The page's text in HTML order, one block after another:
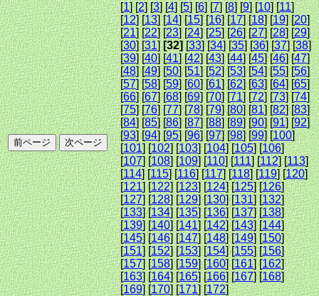
[1] [2] [3] [4] [5] [6] [7] [8] [9] [10] [11]
[12] [13] [14] [15] [16] [17] [18] [19] [20]
[21] [22] [23] [24] [25] [26] [27] [28] [29]
[30] [31][32][33] [34] [35] [36] [37] [38]
[39] [40] [41] [42] [43] [44] [45] [46] [47]
[48] [49] [50] [51] [52] [53] [54] [55] [56]
[57] [58] [59] [60] [61] [62] [63] [64] [65]
[66] [67] [68] [69] [70] [71] [72] [73] [74]
[75] [76] [77] [78] [79] [80] [81] [82] [83]
[84] [85] [86] [87] [88] [89] [90] [91] [92]
[93] [94] [95] [96] [97] [98] [99] [100]
[101] [102] [103] [104] [105] [106]
[107] [108] [109] [110] [111] [112] [113]
[114] [115] [116] [117] [118] [119] [120]
[121] [122] [123] [124] [125] [126]
[127] [128] [129] [130] [131] [132]
[133] [134] [135] [136] [137] [138]
[139] [140] [141] [142] [143] [144]
[145] [146] [147] [148] [149] [150]
[151] [152] [153] [154] [155] [156]
[157] [158] [159] [160] [161] [162]
[163] [164] [165] [166] [167] [168]
[169] [170] [171] [172]